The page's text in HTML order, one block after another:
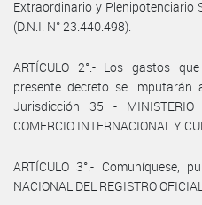
Extraordinario y Plenipotenciario
(D.N.I. N° 23.440.498).
ARTÍCULO 2°.- Los gastos
presente decreto se
Jurisdicción 35 - MINISTERIO
COMERCIO INTERNACIONAL Y
ARTÍCULO 3°.- Comuníquese,
NACIONAL DEL REGISTRO